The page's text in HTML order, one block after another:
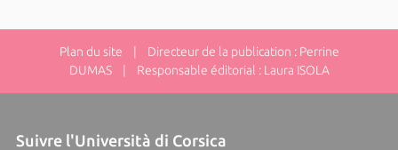
Plan du site | Directeur de la publication : Perrine
DUMAS | Responsable éditorial : Laura ISOLA
Suivre l'Università di Corsica